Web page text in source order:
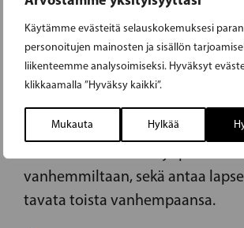
Käytämme evästeitä selauskokemuksesi
personoitujen mainosten ja sisällön
liikenteemme analysoimiseksi. Hyväksyt
klikkaamalla ”Hyväksy kaikki”.
Mukauta Hylkää
ÄITIYSLAKI HYVÄKSYMISTÄ
VALMIS
Eduskunnan käsittelyyn tänään
kansalaisaloite äitiyslaista
vanhemmiltaan, sekä antaa
tavata toista vanhempaansa.